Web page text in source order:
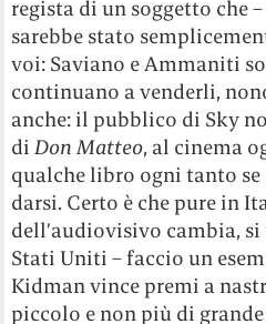
regista di un soggetto che
sarebbe stato
voi: Saviano e Ammaniti
continuano a venderli,
anche: il pubblico di Sky
diDon Matteo, al cinema
qualche libro ogni tanto
darsi. Certo è che pure in
dell’audiovisivo cambia,
Stati Uniti – faccio un
Kidman vince premi a
piccolo e non più di